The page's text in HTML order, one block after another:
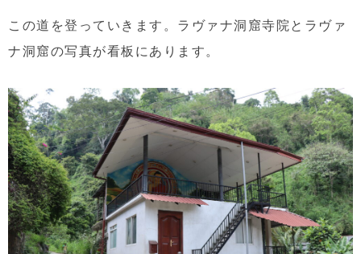
この道を登っていきます。ラヴァナ洞窟寺院とラヴァ
ナ洞窟の写真が看板にあります。